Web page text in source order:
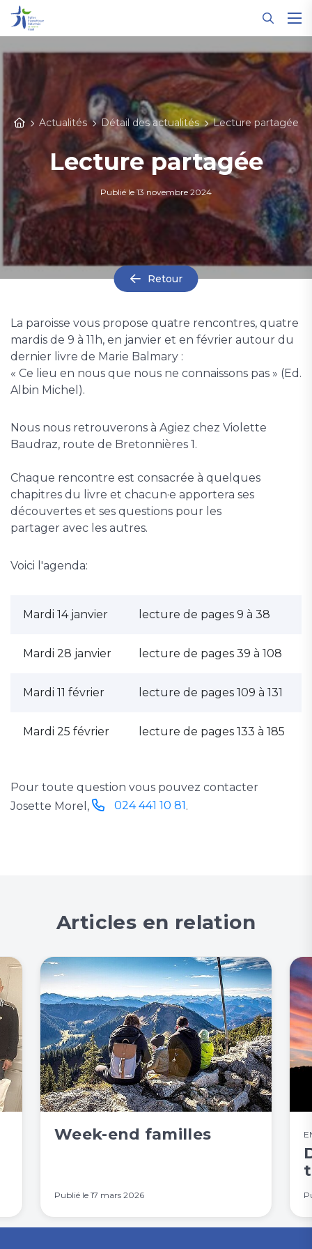
Actualités Détail des actualités Lecture partagée
Lecture partagée
Publié le 13 novembre 2024
Retour
La paroisse vous propose quatre rencontres, quatre
mardis de 9 à 11h, en janvier et en février autour du
dernier livre de Marie Balmary :
« Ce lieu en nous que nous ne connaissons pas » (Ed.
Albin Michel).
Nous nous retrouverons à Agiez chez Violette
Baudraz, route de Bretonnières 1.
Chaque rencontre est consacrée à quelques
chapitres du livre et chacun·e apportera ses
découvertes et ses questions pour les
partager avec les autres.
Voici l'agenda:
Mardi 14 janvier lecture de pages 9 à 38
Mardi 28 janvier lecture de pages 39 à 108
Mardi 11 février lecture de pages 109 à 131
Mardi 25 février lecture de pages 133 à 185
Pour toute question vous pouvez contacter
Josette Morel,
024 441 10 81.
Articles en relation
Week-end familles
Publié le 17 mars 2026
Panneau de gestion des cookies